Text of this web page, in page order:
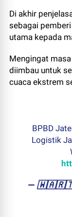
Di akhir
sebagai
utama kepada
Mengingat
diimbau untuk
cuaca ekstrem
BPBD
Logistik
—